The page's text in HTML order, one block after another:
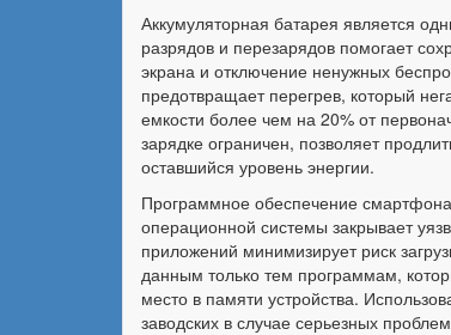
Аккумуляторная батарея является
разрядов и перезарядов помогает
экрана и отключение ненужных
предотвращает перегрев, который
емкости более чем на 20% от
зарядке ограничен, позволяет
оставшийся уровень энергии.
Программное обеспечение
операционной системы закрывает
приложений минимизирует риск
данным только тем программам,
место в памяти устройства.
заводских в случае серьезных